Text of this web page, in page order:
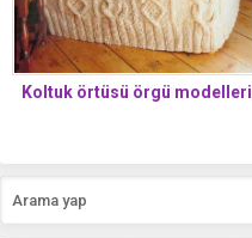
Koltuk örtüsü örgü modelleri